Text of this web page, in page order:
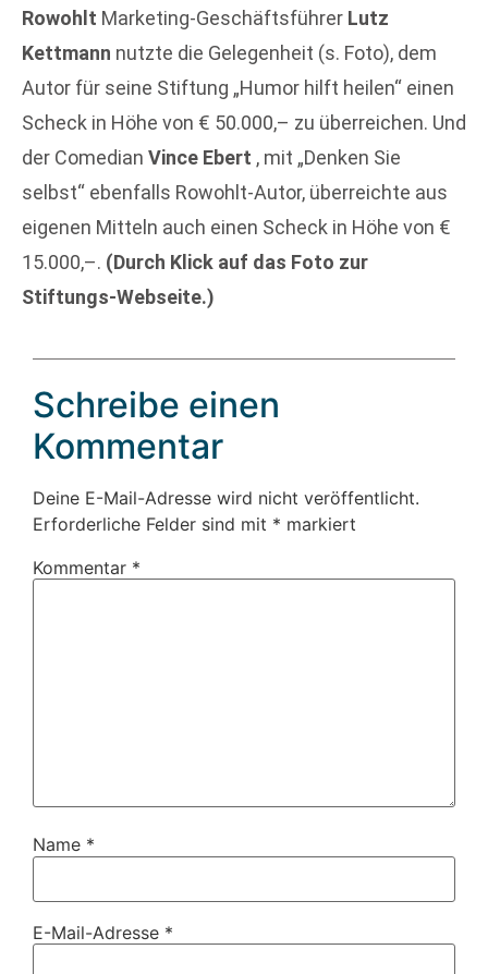
Rowohlt Marketing-Geschäftsführer Lutz
Kettmann nutzte die Gelegenheit (s. Foto), dem
Autor für seine Stiftung „Humor hilft heilen“ einen
Scheck in Höhe von € 50.000,– zu überreichen. Und
der Comedian Vince Ebert , mit „Denken Sie
selbst“ ebenfalls Rowohlt-Autor, überreichte aus
eigenen Mitteln auch einen Scheck in Höhe von €
15.000,–. (Durch Klick auf das Foto zur
Stiftungs-Webseite.)
Schreibe einen
Kommentar
Deine E-Mail-Adresse wird nicht veröffentlicht.
Erforderliche Felder sind mit * markiert
Kommentar *
Name *
E-Mail-Adresse *